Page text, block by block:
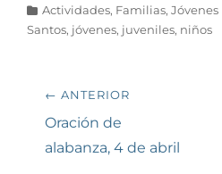
Categorías
Actividades, Familias, Jóvenes
Santos, jóvenes, juveniles, niños
Navegación
de
entradas
← ANTERIOR
Entrada
anterior:
Oración de
alabanza, 4 de abril